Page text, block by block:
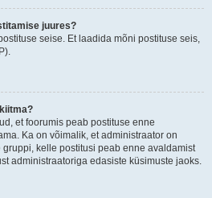
juures?
seise. Et laadida mõni postituse seis,
et foorumis peab postituse enne
Ka on võimalik, et administraator on
kelle postitusi peab enne avaldamist
administraatoriga edasiste küsimuste jaoks.